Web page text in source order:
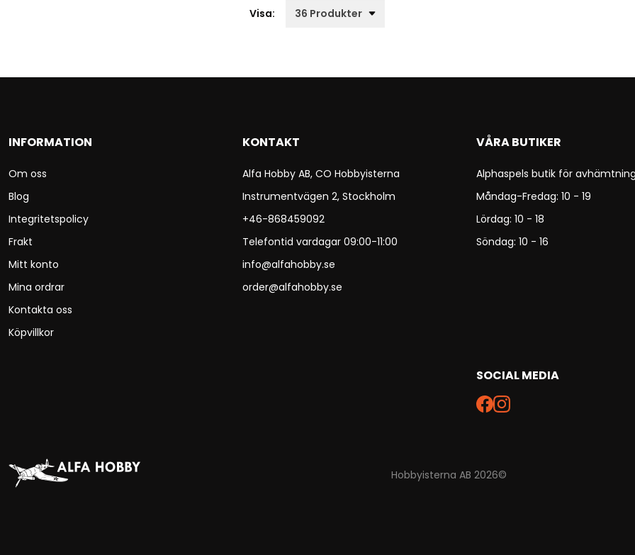
Visa:
INFORMATION
Om oss
Blog
Integritetspolicy
Frakt
Mitt konto
Mina ordrar
Kontakta oss
Köpvillkor
KONTAKT
Alfa Hobby AB, CO Hobbyisterna
Instrumentvägen 2, Stockholm
+46-868459092
Telefontid vardagar 09:00-11:00
info@alfahobby.se
order@alfahobby.se
VÅRA BUTIKER
Alphaspels butik för
Måndag-Fredag: 10 - 19
Lördag: 10 - 18
Söndag: 10 - 16
SOCIAL MEDIA
Hobbyisterna AB 2026©